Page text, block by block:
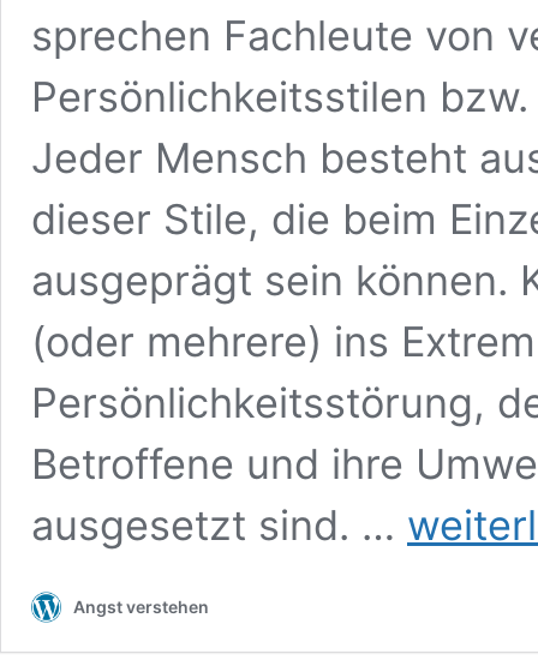
sprechen Fachleute von
Persönlichkeitsstilen
Jeder Mensch besteht
dieser Stile, die beim
ausgeprägt sein können.
(oder mehrere) ins
Persönlichkeitsstörung,
Betroffene und ihre
ausgesetzt sind. …
vom
Angst verstehen